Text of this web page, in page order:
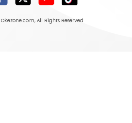
Okezone.com, All Rights Reserved